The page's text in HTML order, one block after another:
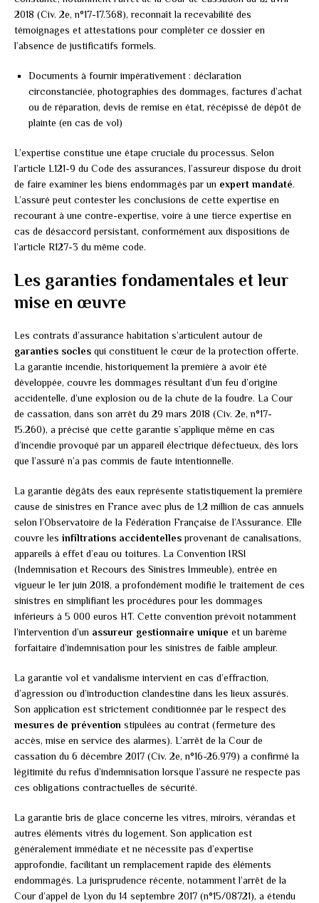
2018 (Civ. 2e, n°17-17.368), reconnaît la recevabilité des
témoignages et attestations pour compléter ce dossier en
l’absence de justificatifs formels.
Documents à fournir impérativement : déclaration
circonstanciée, photographies des dommages, factures d’achat
ou de réparation, devis de remise en état, récépissé de dépôt de
plainte (en cas de vol)
L’expertise constitue une étape cruciale du processus. Selon
l’article L121-9 du Code des assurances, l’assureur dispose du droit
de faire examiner les biens endommagés par un expert mandaté.
L’assuré peut contester les conclusions de cette expertise en
recourant à une contre-expertise, voire à une tierce expertise en
cas de désaccord persistant, conformément aux dispositions de
l’article R127-3 du même code.
Les garanties fondamentales et leur
mise en œuvre
Les contrats d’assurance habitation s’articulent autour de
garanties socles qui constituent le cœur de la protection offerte.
La garantie incendie, historiquement la première à avoir été
développée, couvre les dommages résultant d’un feu d’origine
accidentelle, d’une explosion ou de la chute de la foudre. La Cour
de cassation, dans son arrêt du 29 mars 2018 (Civ. 2e, n°17-
15.260), a précisé que cette garantie s’applique même en cas
d’incendie provoqué par un appareil électrique défectueux, dès lors
que l’assuré n’a pas commis de faute intentionnelle.
La garantie dégâts des eaux représente statistiquement la première
cause de sinistres en France avec plus de 1,2 million de cas annuels
selon l’Observatoire de la Fédération Française de l’Assurance. Elle
couvre les infiltrations accidentellesprovenant de canalisations,
appareils à effet d’eau ou toitures. La Convention IRSI
(Indemnisation et Recours des Sinistres Immeuble), entrée en
vigueur le 1er juin 2018, a profondément modifié le traitement de ces
sinistres en simplifiant les procédures pour les dommages
inférieurs à 5 000 euros HT. Cette convention prévoit notamment
l’intervention d’un assureur gestionnaire unique et un barème
forfaitaire d’indemnisation pour les sinistres de faible ampleur.
La garantie vol et vandalisme intervient en cas d’effraction,
d’agression ou d’introduction clandestine dans les lieux assurés.
Son application est strictement conditionnée par le respect des
mesures de prévention stipulées au contrat (fermeture des
accès, mise en service des alarmes). L’arrêt de la Cour de
cassation du 6 décembre 2017 (Civ. 2e, n°16-26.979) a confirmé la
légitimité du refus d’indemnisation lorsque l’assuré ne respecte pas
ces obligations contractuelles de sécurité.
La garantie bris de glace concerne les vitres, miroirs, vérandas et
autres éléments vitrés du logement. Son application est
généralement immédiate et ne nécessite pas d’expertise
approfondie, facilitant un remplacement rapide des éléments
endommagés. La jurisprudence récente, notamment l’arrêt de la
Cour d’appel de Lyon du 14 septembre 2017 (n°15/08721), a étendu